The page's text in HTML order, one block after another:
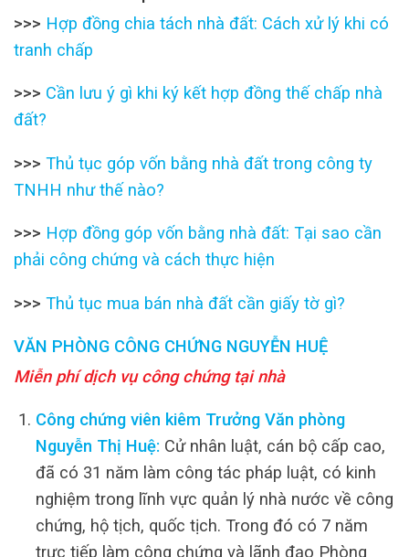
>>> Hợp đồng chia tách nhà đất: Cách xử lý khi có
tranh chấp
>>> Cần lưu ý gì khi ký kết hợp đồng thế chấp nhà
đất?
>>> Thủ tục góp vốn bằng nhà đất trong công ty
TNHH như thế nào?
>>> Hợp đồng góp vốn bằng nhà đất: Tại sao cần
phải công chứng và cách thực hiện
>>> Thủ tục mua bán nhà đất cần giấy tờ gì?
VĂN PHÒNG CÔNG CHỨNG NGUYỄN HUỆ
Miễn phí dịch vụ công chứng tại nhà
Công chứng viên kiêm Trưởng Văn phòng
Nguyễn Thị Huệ: Cử nhân luật, cán bộ cấp cao,
đã có 31 năm làm công tác pháp luật, có kinh
nghiệm trong lĩnh vực quản lý nhà nước về công
chứng, hộ tịch, quốc tịch. Trong đó có 7 năm
trực tiếp làm công chứng và lãnh đạo Phòng